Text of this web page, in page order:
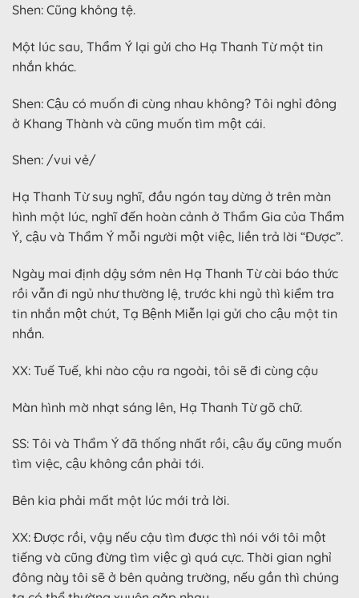
Shen: Cũng không tệ.
Một lúc sau, Thẩm Ý lại gửi cho Hạ Thanh Từ một tin
nhắn khác.
Shen: Cậu có muốn đi cùng nhau không? Tôi nghỉ đông
ở Khang Thành và cũng muốn tìm một cái.
Shen: /vui vẻ/
Hạ Thanh Từ suy nghĩ, đầu ngón tay dừng ở trên màn
hình một lúc, nghĩ đến hoàn cảnh ở Thẩm Gia của Thẩm
Ý, cậu và Thẩm Ý mỗi người một việc, liền trả lời “Được”.
Ngày mai định dậy sớm nên Hạ Thanh Từ cài báo thức
rồi vẫn đi ngủ như thường lệ, trước khi ngủ thì kiểm tra
tin nhắn một chút, Tạ Bệnh Miễn lại gửi cho cậu một tin
nhắn.
XX: Tuế Tuế, khi nào cậu ra ngoài, tôi sẽ đi cùng cậu
Màn hình mờ nhạt sáng lên, Hạ Thanh Từ gõ chữ.
SS: Tôi và Thẩm Ý đã thống nhất rồi, cậu ấy cũng muốn
tìm việc, cậu không cần phải tới.
Bên kia phải mất một lúc mới trả lời.
XX: Được rồi, vậy nếu cậu tìm được thì nói với tôi một
tiếng và cũng đừng tìm việc gì quá cực. Thời gian nghỉ
đông này tôi sẽ ở bên quảng trường, nếu gần thì chúng